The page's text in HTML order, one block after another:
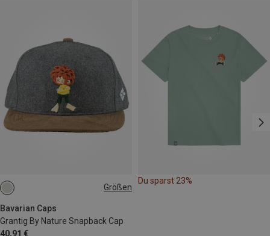
Größen
Bavarian Caps
Grantig By Nature Snapback Cap
40,91 €
ONE SIZE
Du sparst 23%